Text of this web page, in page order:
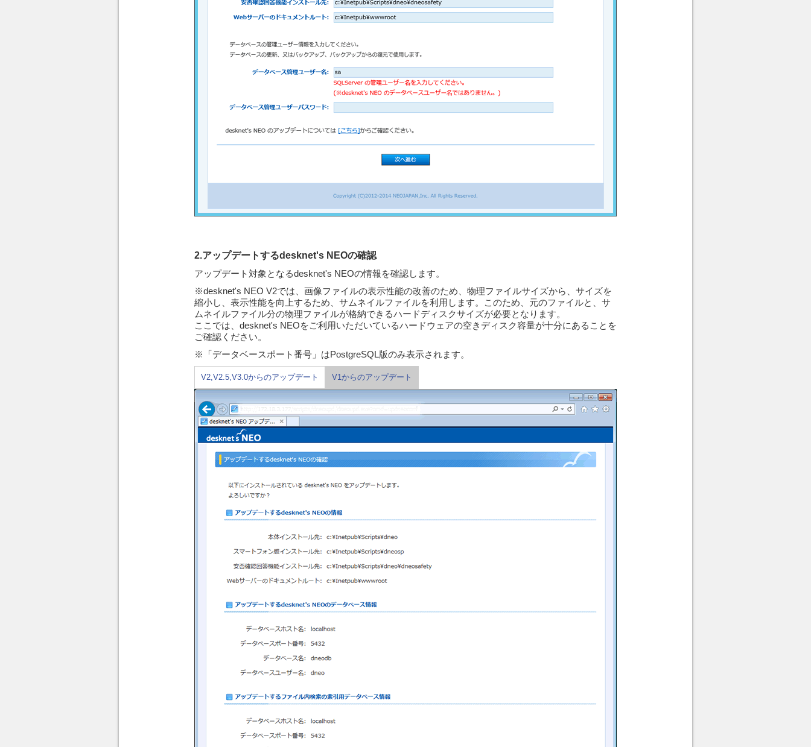
2.アップデートするdesknet's NEOの確認
アップデート対象となるdesknet's NEOの情報を確認します。
※desknet's NEO V2では、画像ファイルの表示性能の改善のため、物理ファイルサイズから、サイズを
縮小し、表示性能を向上するため、サムネイルファイルを利用します。このため、元のファイルと、サ
ムネイルファイル分の物理ファイルが格納できるハードディスクサイズが必要となります。
ここでは、desknet's NEOをご利用いただいているハードウェアの空きディスク容量が十分にあることを
ご確認ください。
※「データベースポート番号」はPostgreSQL版のみ表示されます。
V2,V2.5,V3.0からのアップデート V1からのアップデート